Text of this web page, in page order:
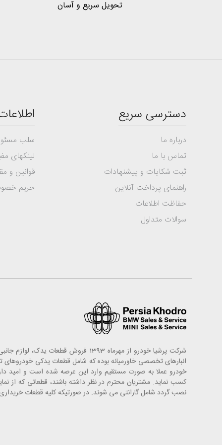
تحویل سریع و آسان
دسترسی سریع
درباره ما
تماس با ما
ثبت شکایات و پیشنهادات
راهنمای پرداخت آنلاین
حفاظت اطلاعات
سوالات متداول
سلب
لینکهای
قوانین و
حریم
شرکت پرشیا خودرو از مهرماه 1393
خودرو عملا به صورت مستقیم وارد این عرصه شده است و امید
کسب نماید. مشتریان محترم در نظر داشته باشند، قطعاتی که
نصب گردد شامل گارانتی می شوند. در صورتیکه کلیه قطعات